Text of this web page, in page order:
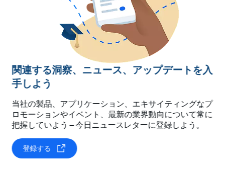
関連する洞察、ニュース、アップデートを入
手しよう
当社の製品、アプリケーション、エキサイティングなプ
ロモーションやイベント、最新の業界動向について常に
把握していよう – 今日ニュースレターに登録しよう。
登録する